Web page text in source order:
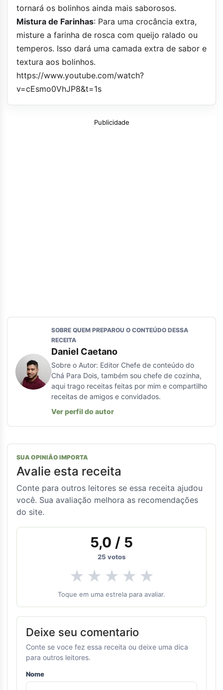
tornará os bolinhos ainda mais saborosos.
Mistura de Farinhas: Para uma crocância extra,
misture a farinha de rosca com queijo ralado ou
temperos. Isso dará uma camada extra de sabor e
textura aos bolinhos.
https://www.youtube.com/watch?
v=cEsmo0VhJP8&t=1s
Publicidade
SOBRE QUEM PREPAROU O CONTEÚDO DESSA
RECEITA
Daniel Caetano
Sobre o Autor: Editor Chefe de conteúdo do
Chá Para Dois, também sou chefe de cozinha,
aqui trago receitas feitas por mim e compartilho
receitas de amigos e convidados.
Ver perfil do autor
SUA OPINIÃO IMPORTA
Avalie esta receita
Conte para outros leitores se essa receita ajudou
você. Sua avaliação melhora as recomendações
do site.
5,0 / 5
25 votos
★ ★ ★ ★ ★
Toque em uma estrela para avaliar.
Deixe seu comentario
Conte se voce fez essa receita ou deixe uma dica
para outros leitores.
Nome